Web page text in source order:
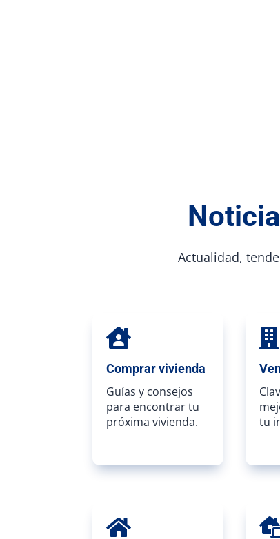
Actualidad,

Comprar vivienda
Guías y consejos
para encontrar tu
próxima vivienda.

tu
